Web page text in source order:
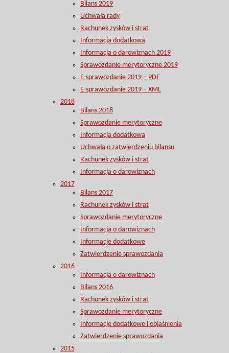
Bilans 2019
Uchwała rady
Rachunek zysków i strat
Informacja dodatkowa
Informacja o darowiznach 2019
Sprawozdanie merytoryczne 2019
E-sprawozdanie 2019 – PDF
E-sprawozdanie 2019 – XML
2018
Bilans 2018
Sprawozdanie merytoryczne
Informacja dodatkowa
Uchwała o zatwierdzeniu bilansu
Rachunek zysków i strat
Informacja o darowiznach
2017
Bilans 2017
Rachunek zysków i strat
Sprawozdanie merytoryczne
Informacja o darowiznach
Informacje dodatkowe
Zatwierdzenie sprawozdania
2016
Informacja o darowiznach
Bilans 2016
Rachunek zysków i strat
Sprawozdanie merytoryczne
Informacje dodatkowe i objaśnienia
Zatwierdzenie sprawozdania
2015